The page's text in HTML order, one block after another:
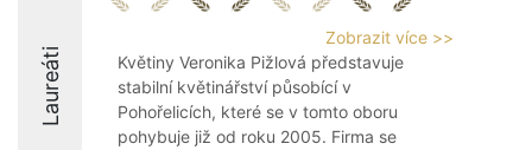
Laureáti
Zobrazit více >>
Květiny Veronika Pižlová představuje
stabilní květinářství působící v
Pohořelicích, které se v tomto oboru
pohybuje již od roku 2005. Firma se